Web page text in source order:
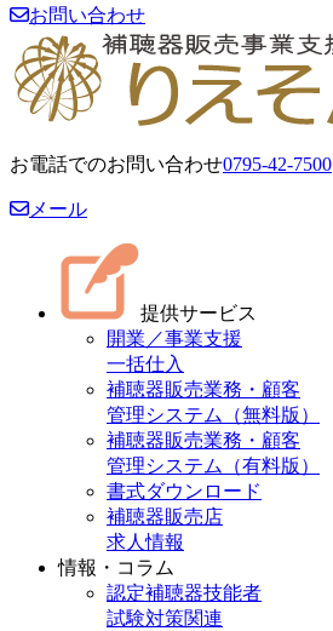
お問い合わせ
お電話でのお問い合わせ0795-42-7500
メール
提供サービス
開業／事業支援
一括仕入
補聴器販売業務・顧客
管理システム（無料版）
補聴器販売業務・顧客
管理システム（有料版）
書式ダウンロード
補聴器販売店
求人情報
情報・コラム
認定補聴器技能者
試験対策関連